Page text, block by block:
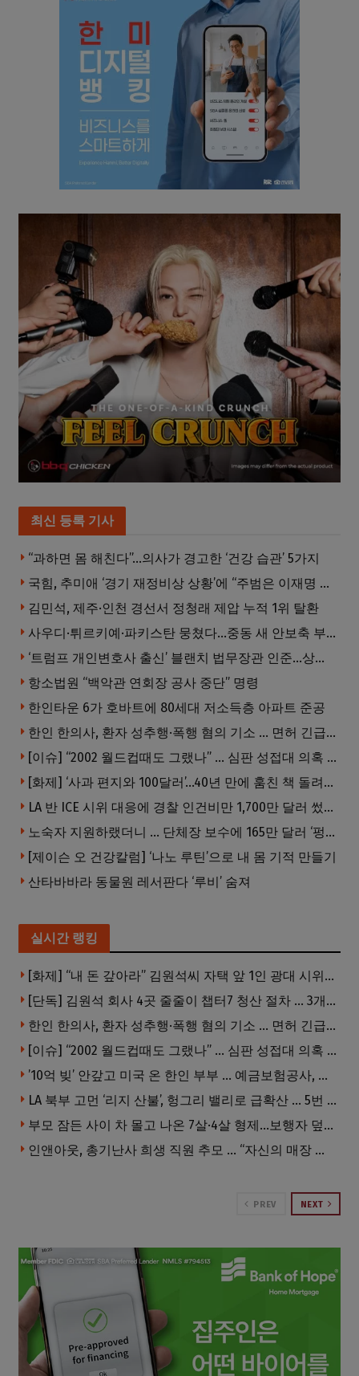
최신 등록 기사
“과하면 몸 해친다”…의사가 경고한 ‘건강 습관’ 5가지
국힘, 추미애 ‘경기 재정비상 상황’에 “주범은 이재명 전 지사”
김민석, 제주·인천 경선서 정청래 제압 누적 1위 탈환
사우디·튀르키예·파키스탄 뭉쳤다…중동 새 안보축 부상하나
‘트럼프 개인변호사 출신’ 블랜치 법무장관 인준…상원 50대49 가결
항소법원 “백악관 연회장 공사 중단” 명령
한인타운 6가 호바트에 80세대 저소득층 아파트 준공
한인 한의사, 환자 성추행·폭행 혐의 기소 … 면허 긴급정지
[이슈] “2002 월드컵때도 그랬나” … 심판 성접대 의혹 해외로 일파만파, 4강 신화까지 불똥
[화제] ‘사과 편지와 100달러’…40년 만에 훔친 책 돌려준 절도범
LA 반 ICE 시위 대응에 경찰 인건비만 1,700만 달러 썼다.
노숙자 지원하랬더니 … 단체장 보수에 165만 달러 ‘펑펑’
[제이슨 오 건강칼럼] ‘나노 루틴’으로 내 몸 기적 만들기
산타바바라 동물원 레서판다 ‘루비’ 숨져
실시간 랭킹
[화제] “내 돈 갚아라” 김원석씨 자택 앞 1인 광대 시위 … 한인 투자사, “108만 달러 못받아”
[단독] 김원석 회사 4곳 줄줄이 챕터7 청산 절차 … 3개 법인 같은 날 동시 파산 신청
한인 한의사, 환자 성추행·폭행 혐의 기소 … 면허 긴급정지
[이슈] “2002 월드컵때도 그랬나” … 심판 성접대 의혹 해외로 일파만파, 4강 신화까지 불똥
’10억 빚’ 안갚고 미국 온 한인 부부 … 예금보험공사, 미국서 소송
LA 북부 고먼 ‘리지 산불’, 헝그리 밸리로 급확산 … 5번 Fwy 양방향 전면 폐쇄
부모 잠든 사이 차 몰고 나온 7살·4살 형제…보행자 덮쳐 중태
인앤아웃, 총기난사 희생 직원 추모 … “자신의 매장 운영이 꿈이었다”
PREV NEXT